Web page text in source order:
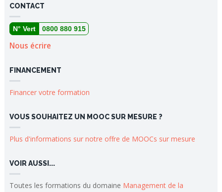
CONTACT
N° Vert 0800 880 915
Nous écrire
FINANCEMENT
Financer votre formation
VOUS SOUHAITEZ UN MOOC SUR MESURE ?
Plus d'informations sur notre offre de MOOCs sur mesure
VOIR AUSSI...
Toutes les formations du domaine Management de la